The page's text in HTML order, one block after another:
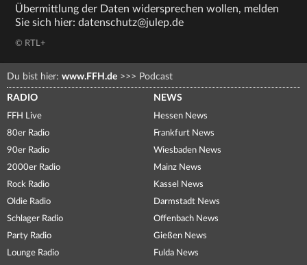
Übermittlung der Daten widersprechen wollen, melden
Sie sich hier: datenschutz@julep.de
© RTL+
Du bist hier: www.FFH.de >>> Podcast
RADIO
FFH Live
80er Radio
90er Radio
2000er Radio
Rock Radio
Oldie Radio
Schlager Radio
Party Radio
Lounge Radio
NEWS
Hessen News
Frankfurt News
Wiesbaden News
Mainz News
Kassel News
Darmstadt News
Offenbach News
Gießen News
Fulda News